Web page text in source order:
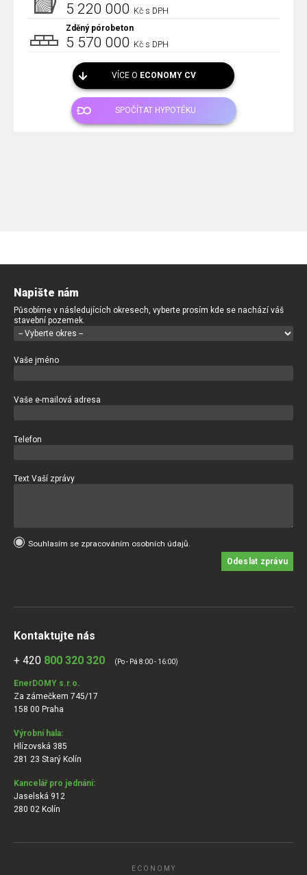
5 220 000 Kč s DPH
Zděný pórobeton
5 570 000 Kč s DPH
VÍCE O ECONOMY CV
SPOČÍTAT HYPOTÉKU
Napište nám
Působíme v následujících okresech, vyberte prosím kde se nachází váš
stavební pozemek.
Vaše jméno
Vaše e-mailová adresa
Telefon
Text Vaší zprávy
Souhlasím se zpracováním osobních údajů.
Odeslat zprávu
Kontaktujte nás
+ 420 800 320 320 (Po - Pá 8:00 - 16:00)
EnerDOMY s.r.o.
Za zámečkem 745/17
158 00 Praha
Výrobní hala:
Hlízovská 385
281 23 Starý Kolín
Kancelář pro jednání:
Jaselská 912
280 02 Kolín
ECONOMY